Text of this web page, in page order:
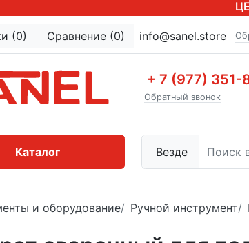
(0) Сравнение (0) info@sanel.store
+ 7 (977) 351-
Обратный звонок
Везде
Каталог
и оборудование Ручной инструмент